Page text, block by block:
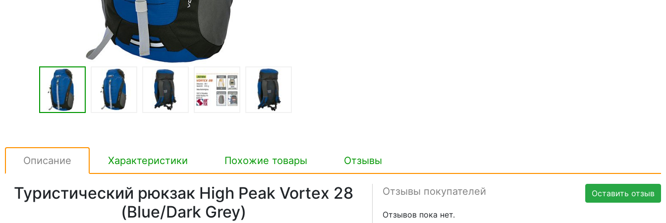
Описание Характеристики Похожие товары Отзывы
Оставить отзыв
Отзывы покупателей
Отзывов пока нет.
Туристический рюкзак High Peak Vortex 28
(Blue/Dark Grey)